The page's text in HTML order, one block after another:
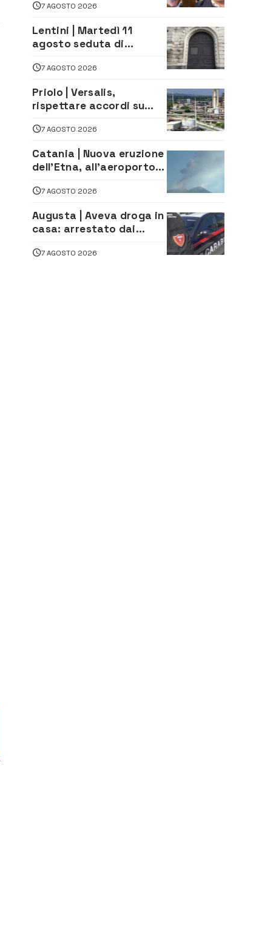
firma del contatto per il
depuratore
7 AGOSTO 2026
Lentini | Martedì 11
agosto seduta di
7 AGOSTO 2026
Priolo | Versalis,
rispettare accordi su
lavoro. Il sindaco scrive
alla società
7 AGOSTO 2026
Catania | Nuova eruzione
dell’Etna, all’aeroporto
dirottati
7 AGOSTO 2026
Augusta | Aveva droga in
casa: arrestato dai
7 AGOSTO 2026